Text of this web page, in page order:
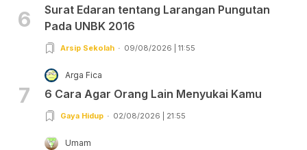
6
Surat Edaran tentang Larangan Pungutan
Pada UNBK 2016
Arsip Sekolah 09/08/2026 | 11:55
7
Arga Fica
6 Cara Agar Orang Lain Menyukai Kamu
Gaya Hidup 02/08/2026 | 21:55
Umam